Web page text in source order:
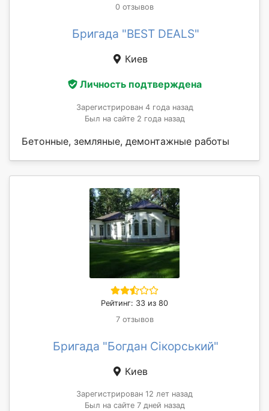
0 отзывов
Бригада "BEST DEALS"
Киев
Личность подтверждена
Зарегистрирован 4 года назад
Был на сайте 2 года назад
Бетонные, земляные, демонтажные работы
Рейтинг: 33 из 80
7 отзывов
Бригада "Богдан Сікорський"
Киев
Зарегистрирован 12 лет назад
Был на сайте 7 дней назад